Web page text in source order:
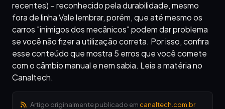
recentes) – reconhecido pela durabilidade, mesmo
fora de linha Vale lembrar, porém, que até mesmo os
carros "inimigos dos mecânicos" podem dar problema
se você não fizer a utilização correta. Por isso, confira
esse conteúdo que mostra 5 erros que você comete
com o câmbio manual e nem sabia. Leia a matéria no
Canaltech.
Artigo originalmente publicado em canaltech.com.br